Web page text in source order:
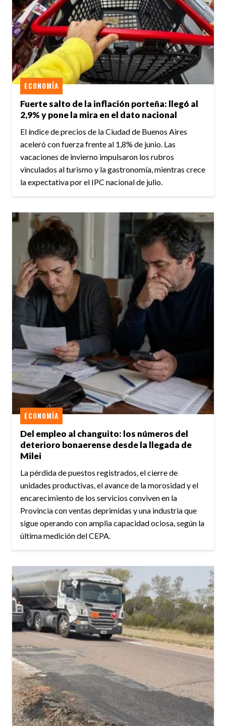
Fuerte salto de la inflación porteña: llegó al
2,9% y pone la mira en el dato nacional
ECONOMÍA
El índice de precios de la Ciudad de Buenos Aires
aceleró con fuerza frente al 1,8% de junio. Las
vacaciones de invierno impulsaron los rubros
vinculados al turismo y la gastronomía, mientras crece
la expectativa por el IPC nacional de julio.
Del empleo al changuito: los números del
deterioro bonaerense desde la llegada de
Milei
ECONOMÍA
La pérdida de puestos registrados, el cierre de
unidades productivas, el avance de la morosidad y el
encarecimiento de los servicios conviven en la
Provincia con ventas deprimidas y una industria que
sigue operando con amplia capacidad ociosa, según la
última medición del CEPA.